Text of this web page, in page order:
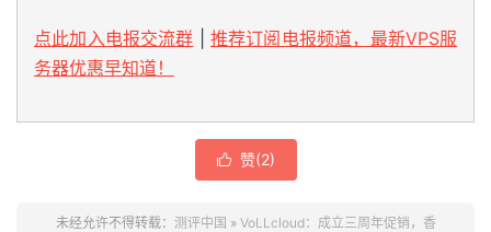
点此加入电报交流群
推荐订阅电报频道，最新VPS服
务器优惠早知道！
 赞(2)
未经允许不得转载： 测评中国 » VoLLcloud：成立三周年促销，香